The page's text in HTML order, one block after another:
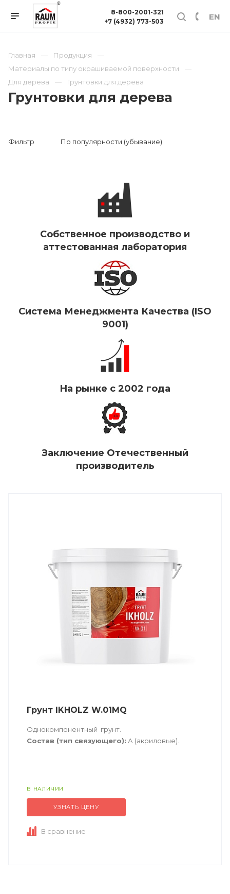
EN
8-800-2001-321
+7 (4932) 773-503
Главная
Продукция
Материалы по типу окрашиваемой поверхности
Для дерева
Грунтовки для дерева
Грунтовки для дерева
Фильтр По популярности (убывание)
Собственное производство и
аттестованная лаборатория
Система Менеджмента Качества (ISO
9001)
На рынке с 2002 года
Заключение Отечественный
производитель
Грунт IKHOLZ W.01MQ
Однокомпонентный грунт.
Состав (тип связующего): А (акриловые).
Техническое описание
В НАЛИЧИИ
УЗНАТЬ ЦЕНУ
В сравнение